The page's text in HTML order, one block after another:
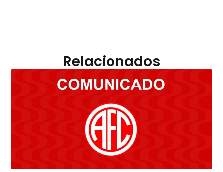
Relacionados